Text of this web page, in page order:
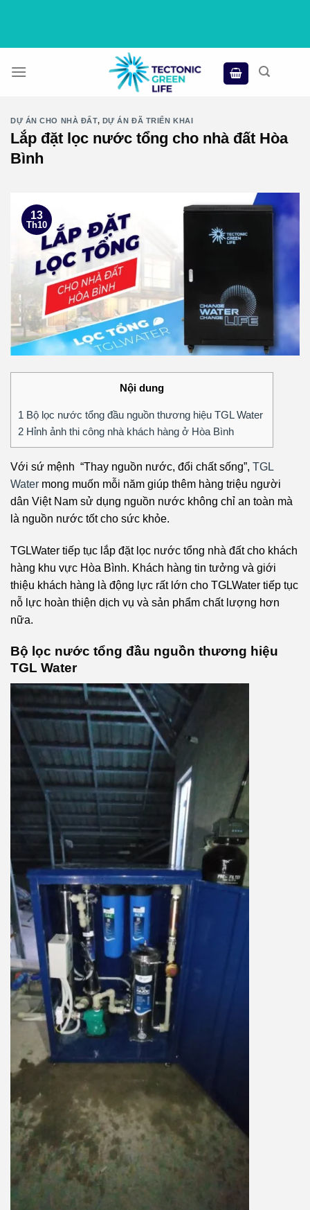
DỰ ÁN CHO NHÀ ĐẤT, DỰ ÁN ĐÃ TRIỂN KHAI
Lắp đặt lọc nước tổng cho nhà đất Hòa
Bình
13
Th10
Nội dung
1 Bộ lọc nước tổng đầu nguồn thương hiệu TGL Water
2 Hỉnh ảnh thi công nhà khách hàng ở Hòa Bình
Với sứ mệnh “Thay nguồn nước, đổi chất sống”, TGL
Water mong muốn mỗi năm giúp thêm hàng triệu người
dân Việt Nam sử dụng nguồn nước không chỉ an toàn mà
là nguồn nước tốt cho sức khỏe.
TGLWater tiếp tục lắp đặt lọc nước tổng nhà đất cho khách
hàng khu vực Hòa Bình. Khách hàng tin tưởng và giới
thiệu khách hàng là động lực rất lớn cho TGLWater tiếp tục
nỗ lực hoàn thiện dịch vụ và sản phẩm chất lượng hơn
nữa.
Bộ lọc nước tổng đầu nguồn thương hiệu
TGL Water